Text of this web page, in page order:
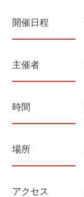
開催日程
主催者
時間
場所
アクセス